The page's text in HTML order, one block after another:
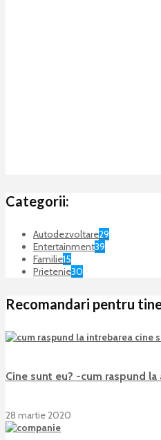
Categorii:
Autodezvoltare29
Entertainment39
Familie15
Prietenie30
Recomandari pentru
Cine sunt eu? -cum raspund la
28 martie 2020